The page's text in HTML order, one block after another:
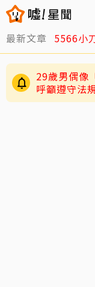
最新文章 5566小
29歲男偶像
呼籲遵守法
4歲兒緊盯
「加油」